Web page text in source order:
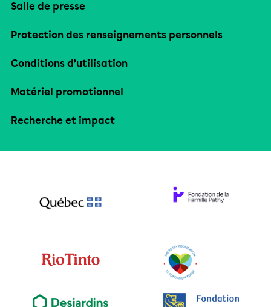
Salle de presse
Protection des renseignements personnels
Conditions d’utilisation
Matériel promotionnel
Recherche et impact